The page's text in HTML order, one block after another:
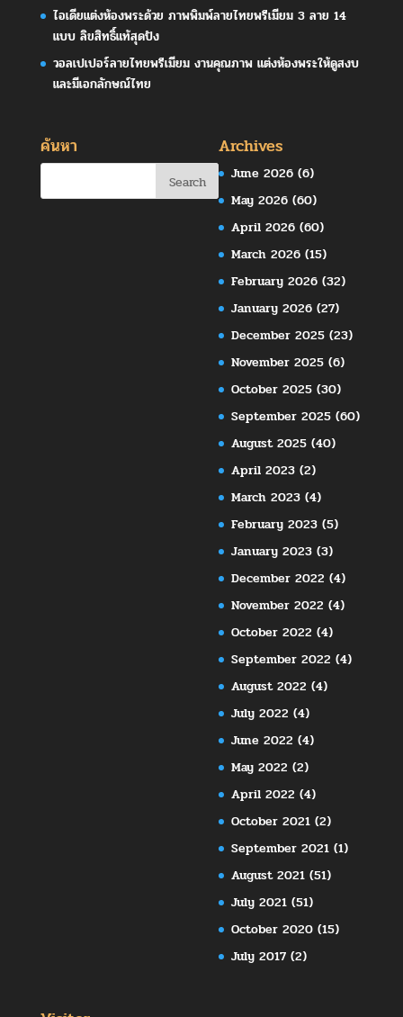
ไอเดียแต่งห้องพระด้วย ภาพพิมพ์ลายไทยพรีเมียม 3 ลาย 14
แบบ ลิขสิทธิ์แท้สุดปัง
วอลเปเปอร์ลายไทยพรีเมียม งานคุณภาพ แต่งห้องพระให้ดูสงบ
และมีเอกลักษณ์ไทย
ค้นหา Archives
June 2026 (6)
May 2026 (60)
April 2026 (60)
March 2026 (15)
February 2026 (32)
January 2026 (27)
December 2025 (23)
November 2025 (6)
October 2025 (30)
September 2025 (60)
August 2025 (40)
April 2023 (2)
March 2023 (4)
February 2023 (5)
January 2023 (3)
December 2022 (4)
November 2022 (4)
October 2022 (4)
September 2022 (4)
August 2022 (4)
July 2022 (4)
June 2022 (4)
May 2022 (2)
April 2022 (4)
October 2021 (2)
September 2021 (1)
August 2021 (51)
July 2021 (51)
October 2020 (15)
July 2017 (2)